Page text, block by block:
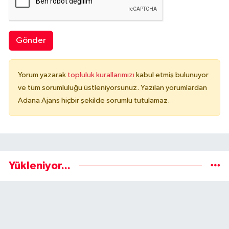
Gönder
Yorum yazarak topluluk kurallarımızı kabul etmiş bulunuyor
ve tüm sorumluluğu üstleniyorsunuz. Yazılan yorumlardan
Adana Ajans hiçbir şekilde sorumlu tutulamaz.
Yükleniyor...